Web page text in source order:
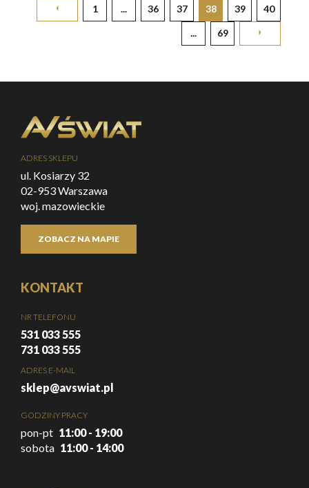
1 ... 36 37 38 39 40
... 69
ADRES SKLEPU
ul. Kosiarzy 32
02-953 Warszawa
woj. mazowieckie
ZOBACZ NA MAPIE
KONTAKT
NR TELEFONU
531 033 555
731 033 555
ADRES E-MAIL
sklep@avswiat.pl
GODZINY PRACY
pon-pt 11:00 - 19:00
sobota 11:00 - 14:00